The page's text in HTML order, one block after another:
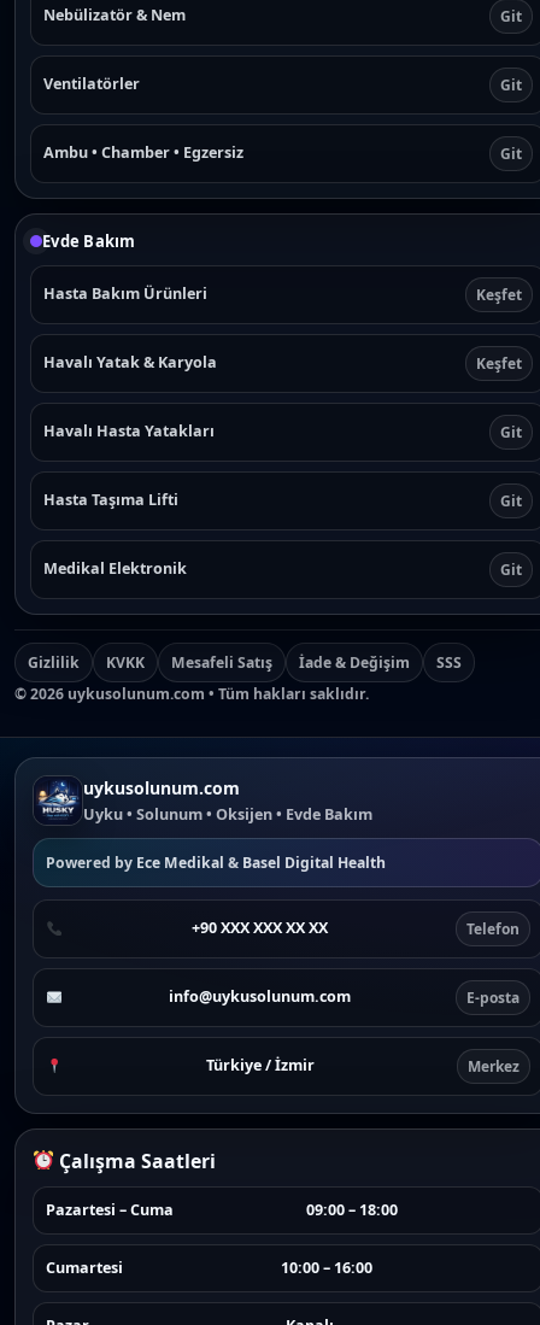
Nebülizatör & Nem Git
Ventilatörler Git
Ambu • Chamber • Egzersiz Git
Evde Bakım
Hasta Bakım Ürünleri Keşfet
Havalı Yatak & Karyola Keşfet
Havalı Hasta Yatakları Git
Hasta Taşıma Lifti Git
Medikal Elektronik Git
Gizlilik KVKK Mesafeli Satış İade & Değişim
SSS
©2026 uykusolunum.com • Tüm hakları saklıdır.
uykusolunum.com
Uyku • Solunum • Oksijen • Evde Bakım
Powered by Ece Medikal & Basel Digital Health
+90 XXX XXX XX XX Telefon
info@uykusolunum.com E-posta
Türkiye / İzmir Merkez
Çalışma Saatleri
Pazartesi – Cuma 09:00 – 18:00
Cumartesi 10:00 – 16:00